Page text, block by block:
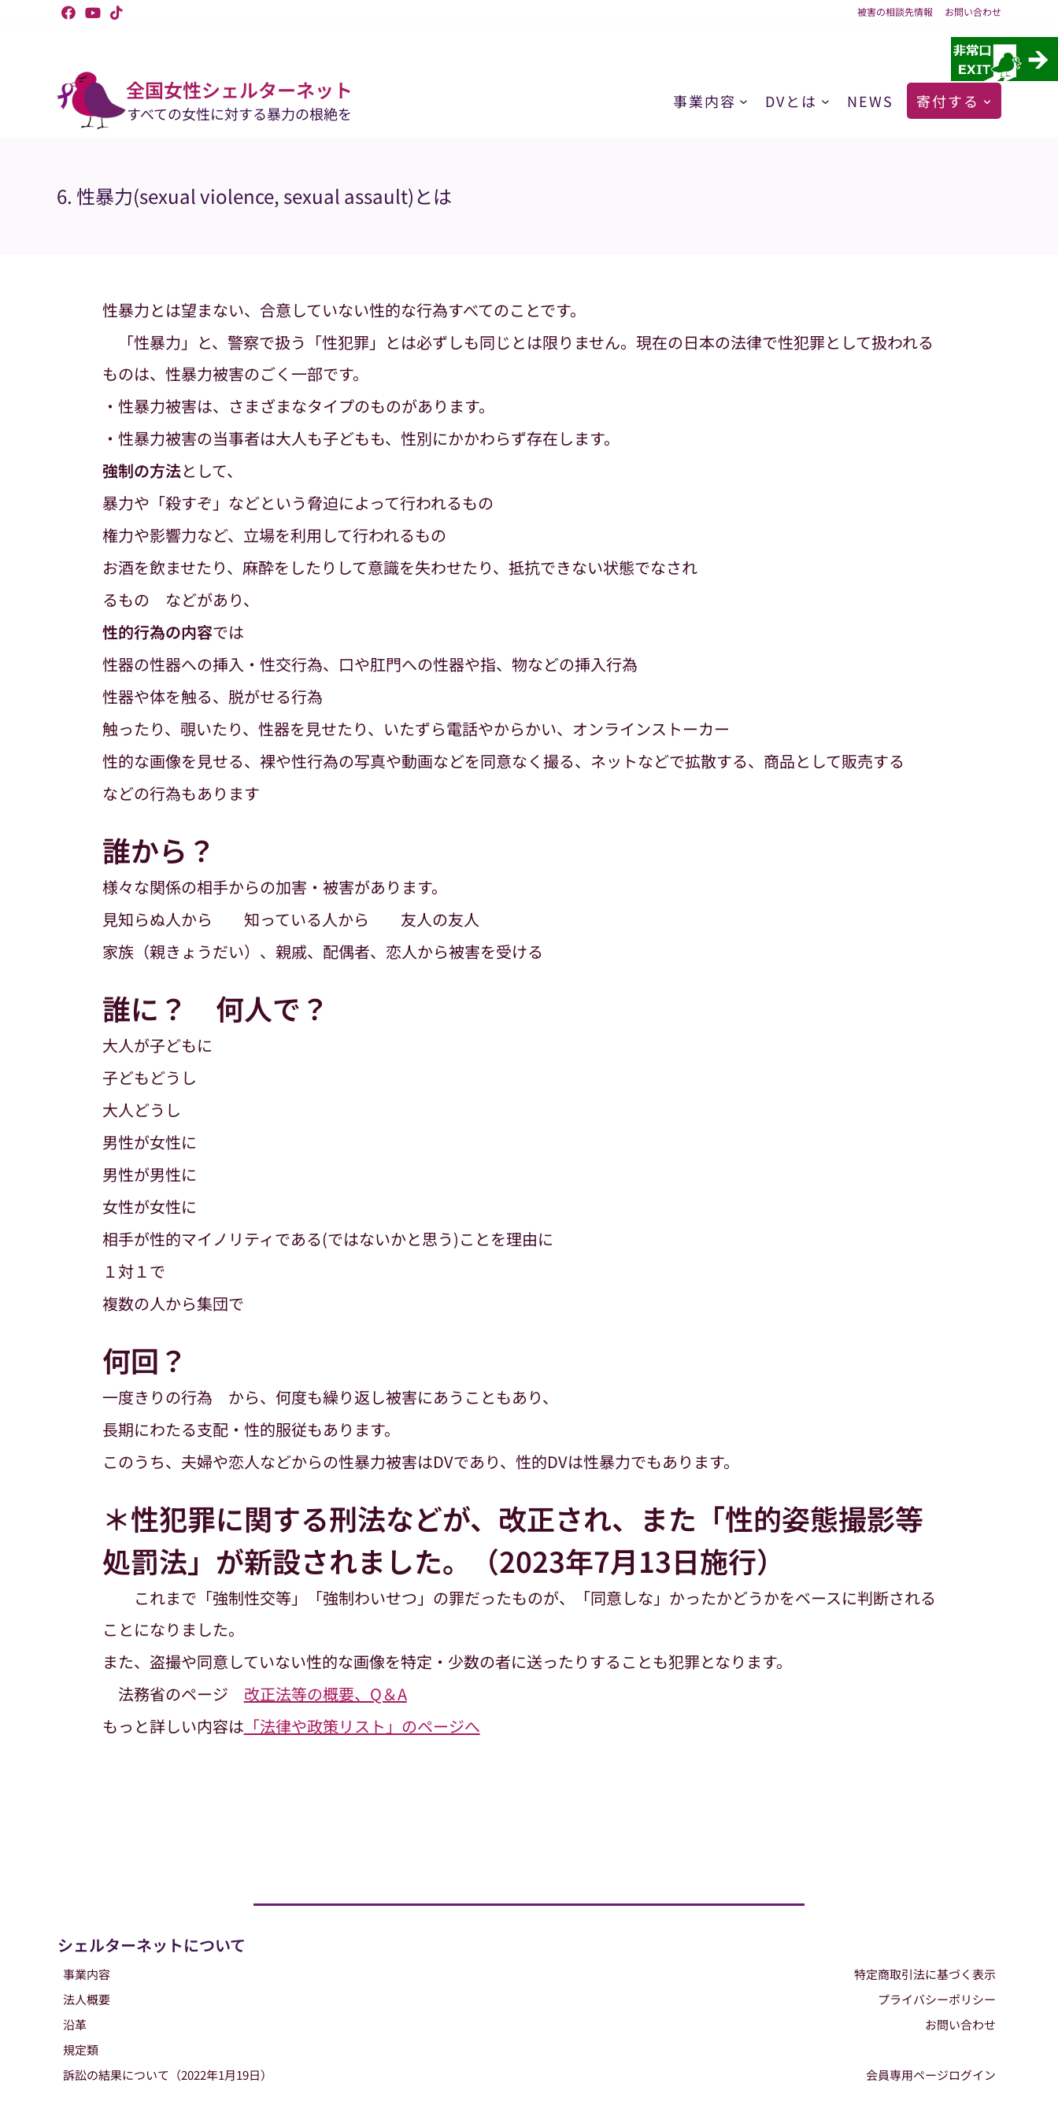
被害の相談先情報 お問い合わせ
全国女性シェルターネット
すべての女性に対する暴力の根絶を
事業内容 DVとは NEWS 寄付する
6. 性暴力(sexual violence, sexual assault)とは
性暴力とは望まない、合意していない性的な行為すべてのことです。
「性暴力」と、警察で扱う「性犯罪」とは必ずしも同じとは限りません。現在の日本の法律で性犯罪として扱われる
ものは、性暴力被害のごく一部です。
・性暴力被害は、さまざまなタイプのものがあります。
・性暴力被害の当事者は大人も子どもも、性別にかかわらず存在します。
強制の方法として、
暴力や「殺すぞ」などという脅迫によって行われるもの
権力や影響力など、立場を利用して行われるもの
お酒を飲ませたり、麻酔をしたりして意識を失わせたり、抵抗できない状態でなされ
るもの などがあり、
性的行為の内容では
性器の性器への挿入・性交行為、口や肛門への性器や指、物などの挿入行為
性器や体を触る、脱がせる行為
触ったり、覗いたり、性器を見せたり、いたずら電話やからかい、オンラインストーカー
性的な画像を見せる、裸や性行為の写真や動画などを同意なく撮る、ネットなどで拡散する、商品として販売する
などの行為もあります
誰から？
様々な関係の相手からの加害・被害があります。
見知らぬ人から 知っている人から 友人の友人
家族（親きょうだい）、親戚、配偶者、恋人から被害を受ける
誰に？ 何人で？
大人が子どもに
子どもどうし
大人どうし
男性が女性に
男性が男性に
女性が女性に
相手が性的マイノリティである(ではないかと思う)ことを理由に
１対１で
複数の人から集団で
何回？
一度きりの行為 から、何度も繰り返し被害にあうこともあり、
長期にわたる支配・性的服従もあります。
このうち、夫婦や恋人などからの性暴力被害はDVであり、性的DVは性暴力でもあります。
＊性犯罪に関する刑法などが、改正され、また「性的姿態撮影等
処罰法」が新設されました。（2023年7月13日施行）
これまで「強制性交等」「強制わいせつ」の罪だったものが、「同意しな」かったかどうかをベースに判断される
ことになりました。
また、盗撮や同意していない性的な画像を特定・少数の者に送ったりすることも犯罪となります。
法務省のページ 改正法等の概要、Q＆A
もっと詳しい内容は 「法律や政策リスト」のページへ
シェルターネットについて
事業内容
特定商取引法に基づく表示
法人概要
プライバシーポリシー
沿革
お問い合わせ
規定類
訴訟の結果について（2022年1月19日）
会員専用ページログイン